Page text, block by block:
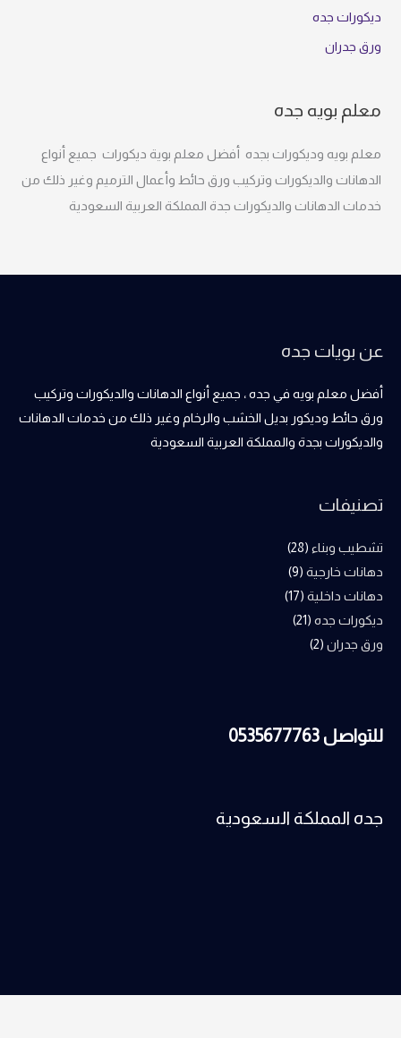
ديكورات جده
ورق جدران
معلم بويه جده
معلم بويه وديكورات بجده أفضل معلم بوية ديكورات جميع أنواع
الدهانات والديكورات وتركيب ورق حائط وأعمال الترميم وغير ذلك من
خدمات الدهانات والديكورات جدة المملكة العربية السعودية
عن بويات جده
أفضل معلم بويه في جده ، جميع أنواع الدهانات والديكورات وتركيب
ورق حائط وديكور بديل الخشب والرخام وغير ذلك من خدمات الدهانات
والديكورات بجدة والمملكة العربية السعودية
تصنيفات
تشطيب وبناء (28)
دهانات خارجية (9)
دهانات داخلية (17)
ديكورات جده (21)
ورق جدران (2)
للتواصل 0535677763
جده المملكة السعودية